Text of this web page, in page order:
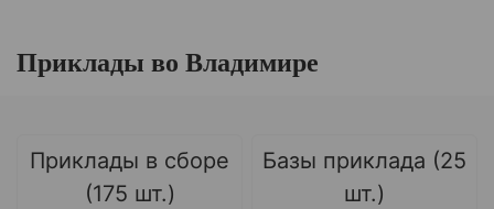
Приклады во Владимире
Приклады в сборе
(175 шт.)
Базы приклада (25
шт.)